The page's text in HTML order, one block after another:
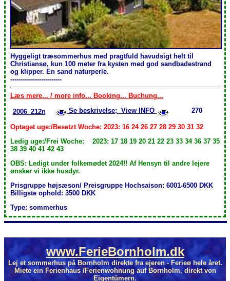
Hyggeligt træsommerhus med pragtfuld havudsigt helt til
Christiansø, kun 100 meter fra kysten med god sandbadestrand
og klipper. En sand naturperle.
-------------------------
Læs mere... / more info... Booking... Buchung...
2006_212n Se beskrivelse; View INFO 270
Optaget uge:/Besetzt Woche: 2023: 16 24 26 27 28 29 30 31 32
Ledig uge:/Frei Woche: 2023: 17 18 19 20 21 22 23 33 34 36 37 35
38 39 40 41 42 43
OBS: Ledigt under folkemødet 2024!! Af Hensyn til andre lejere
ønsker vi ikke husdyr.
Prisgruppe højsæson/ Preisgruppe Hochsaison: 6001-6500 DKK
Billigste ophold: 3500 DKK
Type: sommerhus
www.FerieBornholm.dk
Lej et sommerhus på Bornholm direkte fra ejeren - Ferieø hele året.
Miete ein Ferienhaus /Ferienwohnung auf Bornholm, direkt von
Eigentümern.